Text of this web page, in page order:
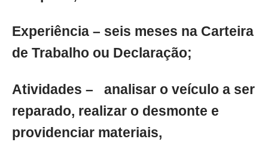
Experiência – seis meses na Carteira
de Trabalho ou Declaração;
Atividades – analisar o veículo a ser
reparado, realizar o desmonte e
providenciar materiais,